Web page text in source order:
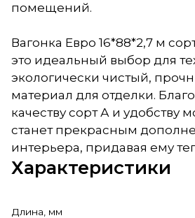
помещений.
Вагонка Евро 16*88*2,7 м
это идеальный выбор для
экологически чистый,
материал для отделки.
качеству сорт А и удобству
станет прекрасным
интерьера, придавая ему
Характеристики
Длина, мм